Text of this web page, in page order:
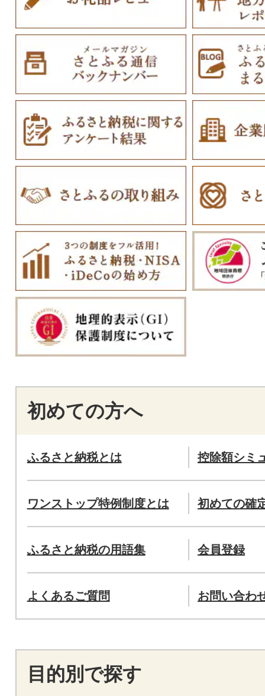
初めての方へ
ふるさと納税とは 控除額シミ
ワンストップ特例制度とは 初めての確
ふるさと納税の用語集 会員登録
よくあるご質問 お問い合わ
目的別で探す